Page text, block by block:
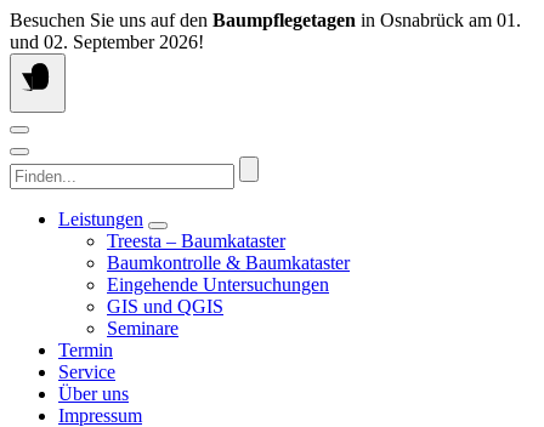
Springen
Sie
zum
Inhalt
Besuchen Sie uns auf den Baumpflegetagen in Osnabrück am 01.
und 02. September 2026!
Finden...
Leistungen
Treesta – Baumkataster
Baumkontrolle & Baumkataster
Eingehende Untersuchungen
GIS und QGIS
Seminare
Termin
Service
Über uns
Impressum